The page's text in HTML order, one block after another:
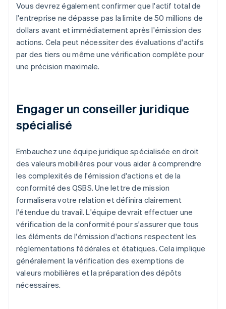
Vous devrez également confirmer que l'actif total de
l'entreprise ne dépasse pas la limite de 50 millions de
dollars avant et immédiatement après l'émission des
actions. Cela peut nécessiter des évaluations d'actifs
par des tiers ou même une vérification complète pour
une précision maximale.
Engager un conseiller juridique
spécialisé
Embauchez une équipe juridique spécialisée en droit
des valeurs mobilières pour vous aider à comprendre
les complexités de l'émission d'actions et de la
conformité des QSBS. Une lettre de mission
formalisera votre relation et définira clairement
l'étendue du travail. L'équipe devrait effectuer une
vérification de la conformité pour s'assurer que tous
les éléments de l'émission d'actions respectent les
réglementations fédérales et étatiques. Cela implique
généralement la vérification des exemptions de
valeurs mobilières et la préparation des dépôts
nécessaires.